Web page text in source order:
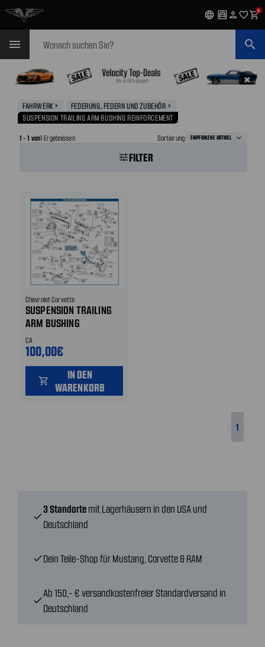
language garage person favorite_outlineshopping_cart0
menu search
✖
FAHRWERKnavigate_next FEDERUNG, FEDERN UND ZUBEHÖR navigate_next
SUSPENSION TRAILING ARM BUSHING REINFORCEMENT
1 - 1 von1 Ergebnissen Sortierung:
tuneFILTER
Chevrolet Corvette
SUSPENSION TRAILING
ARM BUSHING
REINFORCEMENT
SPACER SET
CA
100,00€
shopping_cart
IN DEN
WARENKORB
1
check
3 Standorte mit Lagerhäusern in den USA und
Deutschland
checkDein Teile-Shop für Mustang, Corvette & RAM
check
Ab 150,- € versandkostenfreier Standardversand in
Deutschland